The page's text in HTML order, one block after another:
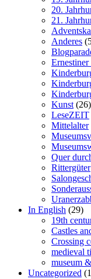
20.
21.
Anderes
Ernestiner
Kunst (26)
LeseZEIT
Mittelalter
Quer
Rittergüter
In English (29)
19th
Castles
Crossing
medieval
museum
Uncategorized